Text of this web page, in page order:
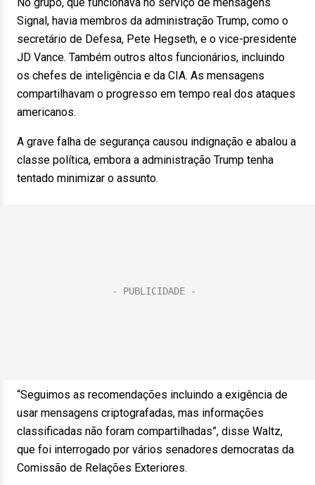
Signal, havia membros da administração Trump, como o
secretário de Defesa, Pete Hegseth, e o vice-presidente
JD Vance. Também outros altos funcionários, incluindo
os chefes de inteligência e da CIA. As mensagens
compartilhavam o progresso em tempo real dos ataques
americanos.
A grave falha de segurança causou indignação e abalou a
classe política, embora a administração Trump tenha
tentado minimizar o assunto.
“Seguimos as recomendações incluindo a exigência de
usar mensagens criptografadas, mas informações
classificadas não foram compartilhadas”, disse Waltz,
que foi interrogado por vários senadores democratas da
Comissão de Relações Exteriores.